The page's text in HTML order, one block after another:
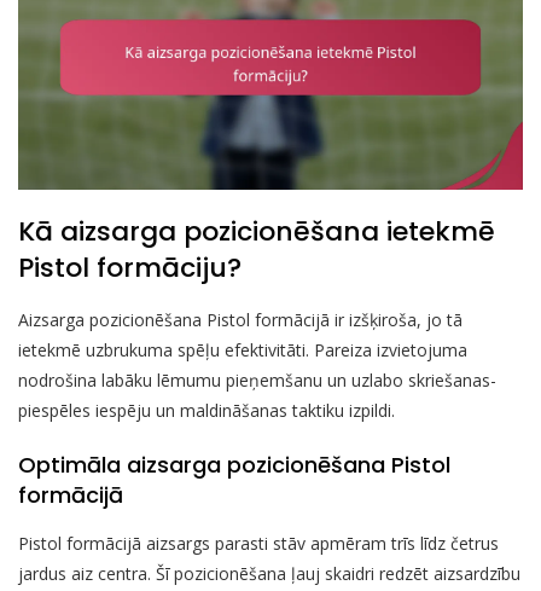
Kā aizsarga pozicionēšana ietekmē
Pistol formāciju?
Aizsarga pozicionēšana Pistol formācijā ir izšķiroša, jo tā
ietekmē uzbrukuma spēļu efektivitāti. Pareiza izvietojuma
nodrošina labāku lēmumu pieņemšanu un uzlabo skriešanas-
piespēles iespēju un maldināšanas taktiku izpildi.
Optimāla aizsarga pozicionēšana Pistol
formācijā
Pistol formācijā aizsargs parasti stāv apmēram trīs līdz četrus
jardus aiz centra. Šī pozicionēšana ļauj skaidri redzēt aizsardzību